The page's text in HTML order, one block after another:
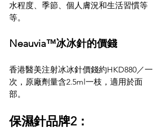
水程度、季節、個人膚況和生活習慣等
等。
Neauvia™冰冰針的價錢
香港醫美注射冰冰針價錢約HKD880／一
次，原廠劑量含2.5ml一枝，適用於面
部。
保濕針品牌2：